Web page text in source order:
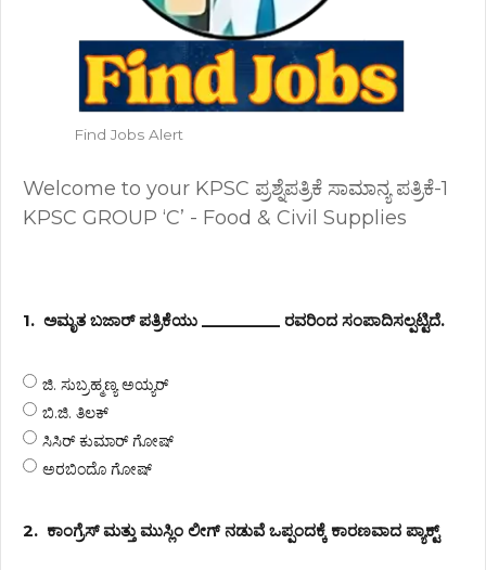
Find Jobs Alert
Welcome to your KPSC ಪ್ರಶ್ನೆಪತ್ರಿಕೆ ಸಾಮಾನ್ಯ ಪತ್ರಿಕೆ-1
KPSC GROUP ‘C’ - Food & Civil Supplies
1. ಅಮೃತ ಬಜಾರ್ ಪತ್ರಿಕೆಯು _________ ರವರಿಂದ ಸಂಪಾದಿಸಲ್ಪಟ್ಟಿದೆ.
ಜಿ. ಸುಬ್ರಹ್ಮಣ್ಯ ಅಯ್ಯರ್
ಬಿ.ಜಿ. ತಿಲಕ್
ಸಿಸಿರ್ ಕುಮಾರ್ ಗೋಷ್
ಅರಬಿಂದೊ ಗೋಷ್
2. ಕಾಂಗ್ರೆಸ್ ಮತ್ತು ಮುಸ್ಲಿಂ ಲೀಗ್ ನಡುವೆ ಒಪ್ಪಂದಕ್ಕೆ ಕಾರಣವಾದ ಪ್ಯಾಕ್ಟ್